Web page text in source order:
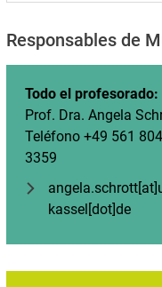
Responsables de
Todo el profesorado:
Prof. Dra. Angela
Teléfono +49 561
3359
kassel[dot]de